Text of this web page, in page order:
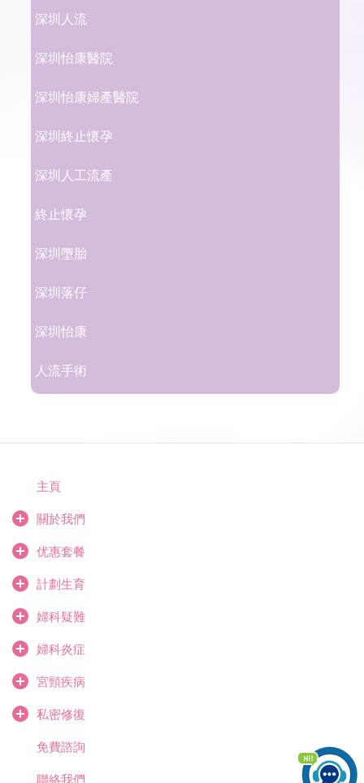
深圳人流
深圳怡康醫院
深圳怡康婦產醫院
深圳終止懷孕
深圳人工流產
終止懷孕
深圳墮胎
深圳落仔
深圳怡康
人流手術
主頁
關於我們
优惠套餐
計劃生育
婦科疑難
婦科炎症
宮頸疾病
私密修復
免費諮詢
聯絡我們